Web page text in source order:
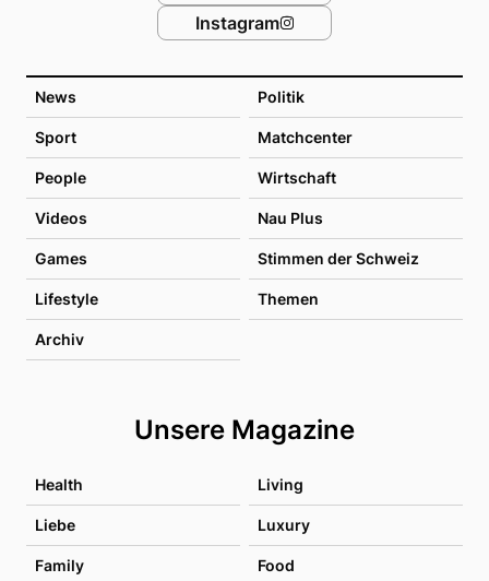
News Politik
Sport Matchcenter
People Wirtschaft
Videos Nau Plus
Games Stimmen der Schweiz
Lifestyle Themen
Archiv
Unsere Magazine
Health Living
Liebe Luxury
Family Food
Instagram